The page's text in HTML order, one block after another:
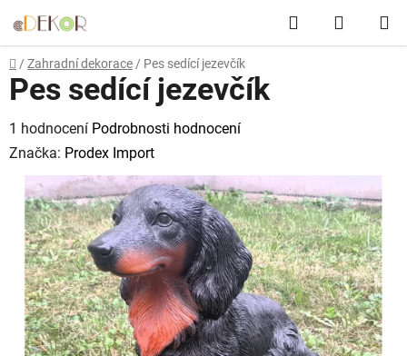
na
obsah
Hledat
KOŠÍK
Domů
/ Zahradní dekorace / Pes sedící jezevčík
Pes sedící jezevčík
Průměrné
hodnocení
produktu
5,0
hvězdiček.
1 hodnocení Podrobnosti hodnocení
Značka: Prodex Import